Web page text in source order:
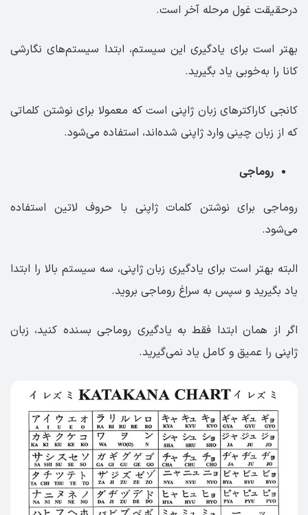
درحقیقت غول مرحله آخر است.
بهتر است برای یادگیری این سیستم، ابتدا سیستم‌های نگارشی
کانا را به‌خوبی یاد بگیرید.
کانجی کاراکترهای زبان ژاپنی ا‌ست که معمولا برای نوشتن کلماتی
که از زبان چینی وارد ژاپنی شده‌اند، استفاده می‌شود.
روماجی
روماجی برای نوشتن کلمات ژاپنی با حروف لاتین استفاده
می‌شود.
البته بهتر است برای یادگیری زبان ژاپنی، سه سیستم بالا را ابتدا
یاد بگیرید و سپس به سراغ روماجی بروید.
اگر از همان ابتدا فقط به یادگیری روماجی بسنده کنید، زبان
ژاپنی را عمیق و کامل یاد نمی‌گیرید.